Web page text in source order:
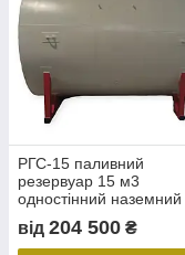
РГС-15 паливний
резервуар 15 м3
одностінний наземний
(після кап. ремонту)
від 204 500 ₴